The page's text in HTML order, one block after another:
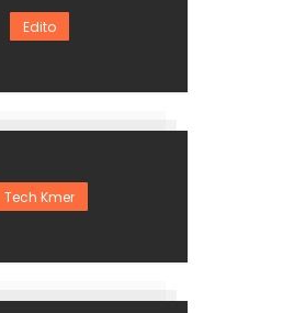
Edito
Tech Kmer